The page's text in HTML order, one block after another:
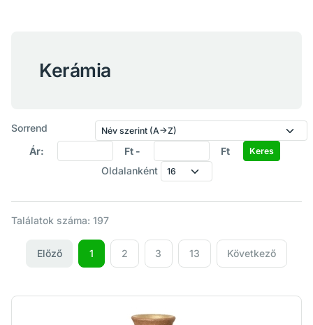
Kerámia
Sorrend
Ár:
Ft -
Ft
Oldalanként
Találatok száma: 197
Előző 1 2 3 13 Következő